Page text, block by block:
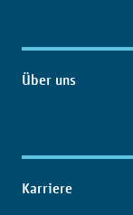
Über uns
Karriere